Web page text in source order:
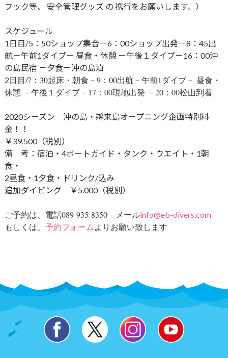
フック等、 安全管理グッズ の 携行をお願いします。）
スケジュール
1日目/5：50ショップ集合－6：00ショップ出発－8：​45出
航－午前1ダイブ－ 昼食・休憩 －午後１ダイブ－​16：00沖
の島民宿 －夕食－沖の島泊
2日目/7：30起床・朝食－9：00出航－午前1ダイブ－ 昼食・
休憩 －午後１ダイブ－​17：00現地出発 －20：00松山到着
2020シーズン 沖の島・鵜来島オープニング企画特別料
金！！
￥39.500（税別）
備 考：宿泊・4ボートガイド・タンク・ウエイト・1朝
食・
2昼食・1夕食・ドリンク​/込み
追加ダイビング ￥5.000（税別）
ご予約は、電話089-935-8350 メールinfo@eb-divers.com
もしくは、 予約フォームよりお願い致します